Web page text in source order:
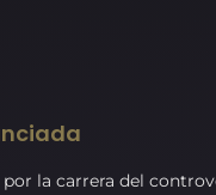
la carrera del